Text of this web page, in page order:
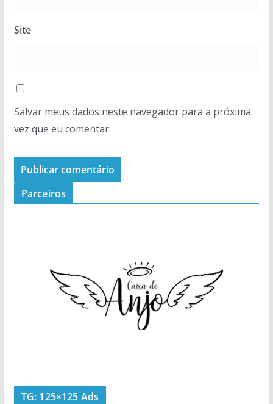
Site
Salvar meus dados neste navegador para a próxima
vez que eu comentar.
Parceiros
TG: 125×125 Ads